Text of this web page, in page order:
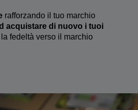
rafforzando il tuo marchio
acquistare di nuovo i tuoi
fedeltà verso il marchio